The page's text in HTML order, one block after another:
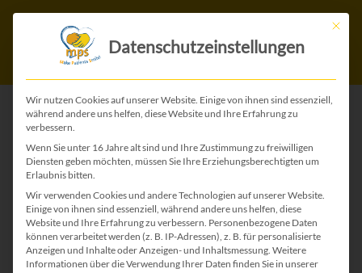
KARTEN
Mit
Datenschutzeinstellungen
Wir nutzen Cookies auf unserer Website. Einige von ihnen sind essenziell,
während andere uns helfen, diese Website und Ihre Erfahrung zu
verbessern.
Wenn Sie unter 16 Jahre alt sind und Ihre Zustimmung zu freiwilligen
Diensten geben möchten, müssen Sie Ihre Erziehungsberechtigten um
Erlaubnis bitten.
Wir verwenden Cookies und andere Technologien auf unserer Website.
Einige von ihnen sind essenziell, während andere uns helfen, diese
Website und Ihre Erfahrung zu verbessern. Personenbezogene Daten
können verarbeitet werden (z. B. IP-Adressen), z. B. für personalisierte
Anzeigen und Inhalte oder Anzeigen- und Inhaltsmessung. Weitere
Informationen über die Verwendung Ihrer Daten finden Sie in unserer